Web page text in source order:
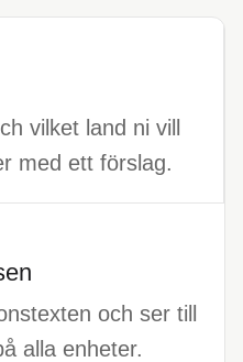
vilket land ni vill
med ett förslag.
och ser till
alla enheter.